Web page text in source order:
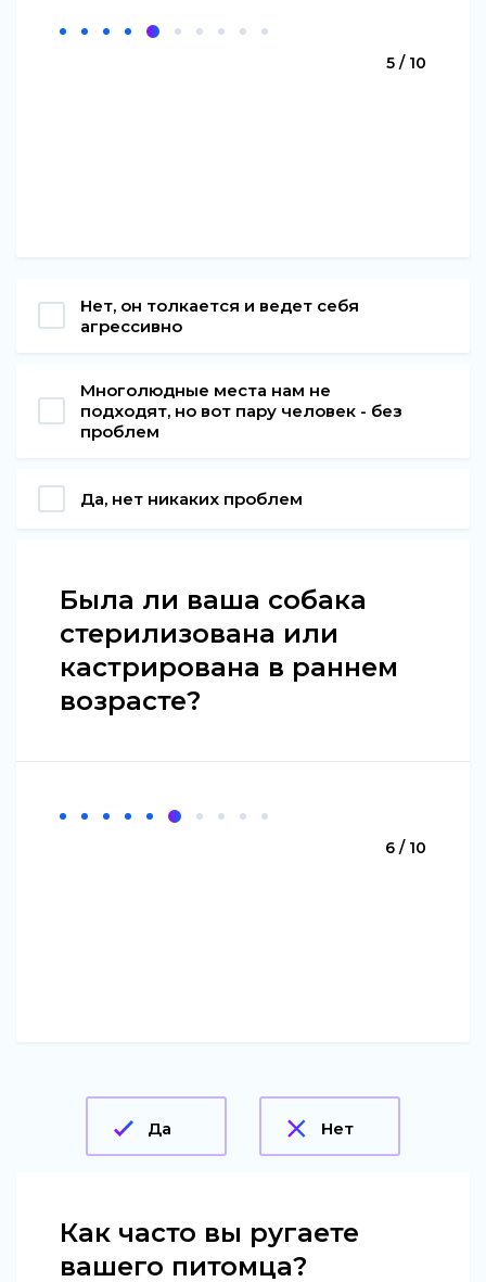
5 / 10
Нет, он толкается и ведет себя
агрессивно
Многолюдные места нам не
подходят, но вот пару человек - без
проблем
Да, нет никаких проблем
Была ли ваша собака
стерилизована или
кастрирована в раннем
возрасте?
6 / 10
Да Нет
Как часто вы ругаете
вашего питомца?